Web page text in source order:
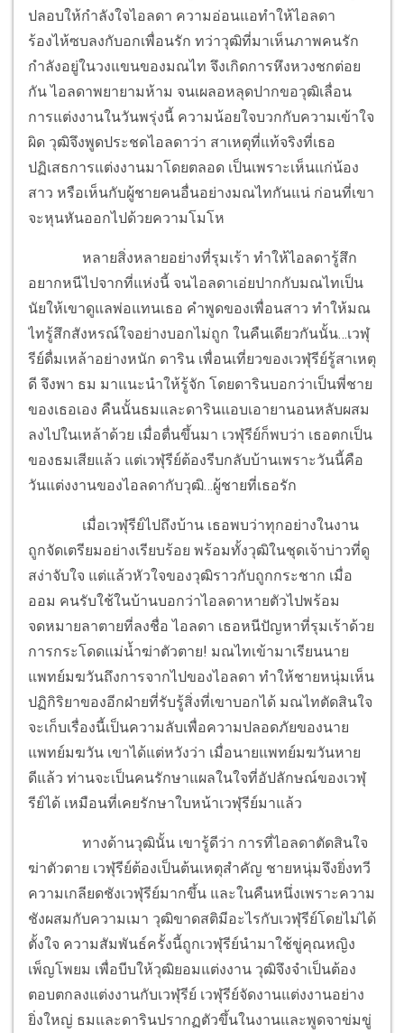
ปลอบให้กำลังใจไอลดา ความอ่อนแอทำให้ไอลดา
ร้องไห้ซบลงกับอกเพื่อนรัก ทว่าวุฒิที่มาเห็นภาพคนรัก
กำลังอยู่ในวงแขนของมณไท จึงเกิดการหึงหวงชกต่อย
กัน ไอลดาพยายามห้าม จนเผลอหลุดปากขอวุฒิเลื่อน
การแต่งงานในวันพรุ่งนี้ ความน้อยใจบวกกับความเข้าใจ
ผิด วุฒิจึงพูดประชดไอลดาว่า สาเหตุที่แท้จริงที่เธอ
ปฏิเสธการแต่งงานมาโดยตลอด เป็นเพราะเห็นแก่น้อง
สาว หรือเห็นกับผู้ชายคนอื่นอย่างมณไทกันแน่ ก่อนที่เขา
จะหุนหันออกไปด้วยความโมโห
หลายสิ่งหลายอย่างที่รุมเร้า ทำให้ไอลดารู้สึก
อยากหนีไปจากที่แห่งนี้ จนไอลดาเอ่ยปากกับมณไทเป็น
นัยให้เขาดูแลพ่อแทนเธอ คำพูดของเพื่อนสาว ทำให้มณ
ไทรู้สึกสังหรณ์ใจอย่างบอกไม่ถูก ในคืนเดียวกันนั้น…เวฬุ
รีย์ดื่มเหล้าอย่างหนัก ดาริน เพื่อนเที่ยวของเวฬุรีย์รู้สาเหตุ
ดี จึงพา ธม มาแนะนำให้รู้จัก โดยดารินบอกว่าเป็นพี่ชาย
ของเธอเอง คืนนั้นธมและดารินแอบเอายานอนหลับผสม
ลงไปในเหล้าด้วย เมื่อตื่นขึ้นมา เวฬุรีย์ก็พบว่า เธอตกเป็น
ของธมเสียแล้ว แต่เวฬุรีย์ต้องรีบกลับบ้านเพราะวันนี้คือ
วันแต่งงานของไอลดากับวุฒิ…ผู้ชายที่เธอรัก
เมื่อเวฬุรีย์ไปถึงบ้าน เธอพบว่าทุกอย่างในงาน
ถูกจัดเตรียมอย่างเรียบร้อย พร้อมทั้งวุฒิในชุดเจ้าบ่าวที่ดู
สง่าจับใจ แต่แล้วหัวใจของวุฒิราวกับถูกกระชาก เมื่อ
ออม คนรับใช้ในบ้านบอกว่าไอลดาหายตัวไปพร้อม
จดหมายลาตายที่ลงชื่อ ไอลดา เธอหนีปัญหาที่รุมเร้าด้วย
การกระโดดแม่น้ำฆ่าตัวตาย! มณไทเข้ามาเรียนนาย
แพทย์มฆวันถึงการจากไปของไอลดา ทำให้ชายหนุ่มเห็น
ปฏิกิริยาของอีกฝ่ายที่รับรู้สิ่งที่เขาบอกได้ มณไทตัดสินใจ
จะเก็บเรื่องนี้เป็นความลับเพื่อความปลอดภัยของนาย
แพทย์มฆวัน เขาได้แต่หวังว่า เมื่อนายแพทย์มฆวันหาย
ดีแล้ว ท่านจะเป็นคนรักษาแผลในใจที่อัปลักษณ์ของเวฬุ
รีย์ได้ เหมือนที่เคยรักษาใบหน้าเวฬุรีย์มาแล้ว
ทางด้านวุฒินั้น เขารู้ดีว่า การที่ไอลดาตัดสินใจ
ฆ่าตัวตาย เวฬุรีย์ต้องเป็นต้นเหตุสำคัญ ชายหนุ่มจึงยิ่งทวี
ความเกลียดชังเวฬุรีย์มากขึ้น และในคืนหนึ่งเพราะความ
ชังผสมกับความเมา วุฒิขาดสติมีอะไรกับเวฬุรีย์โดยไม่ได้
ตั้งใจ ความสัมพันธ์ครั้งนี้ถูกเวฬุรีย์นำมาใช้ขู่คุณหญิง
เพ็ญโพยม เพื่อบีบให้วุฒิยอมแต่งงาน วุฒิจึงจำเป็นต้อง
ตอบตกลงแต่งงานกับเวฬุรีย์ เวฬุรีย์จัดงานแต่งงานอย่าง
ยิ่งใหญ่ ธมและดารินปรากฏตัวขึ้นในงานและพูดจาข่มขู่